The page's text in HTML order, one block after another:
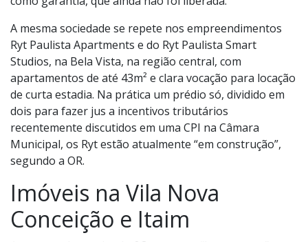
A mesma sociedade se repete nos empreendimentos
Ryt Paulista Apartments e do Ryt Paulista Smart
Studios, na Bela Vista, na região central, com
apartamentos de até 43m² e clara vocação para locação
de curta estadia. Na prática um prédio só, dividido em
dois para fazer jus a incentivos tributários
recentemente discutidos em uma CPI na Câmara
Municipal, os Ryt estão atualmente “em construção”,
segundo a OR.
Imóveis na Vila Nova
Conceição e Itaim